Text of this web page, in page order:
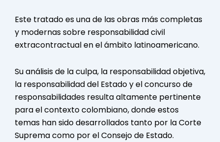
Este tratado es una de las obras más completas
y modernas sobre responsabilidad civil
extracontractual en el ámbito latinoamericano.
Su análisis de la culpa, la responsabilidad objetiva,
la responsabilidad del Estado y el concurso de
responsabilidades resulta altamente pertinente
para el contexto colombiano, donde estos
temas han sido desarrollados tanto por la Corte
Suprema como por el Consejo de Estado.